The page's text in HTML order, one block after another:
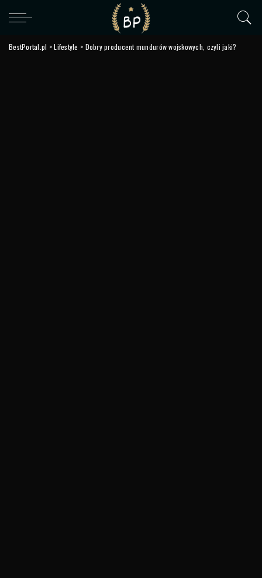
BestPortal.pl >Lifestyle > Dobry producent mundurów wojskowych, czyli jaki?